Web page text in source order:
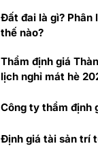
Đất đai là gì? Phân
thế nào?
Thẩm định giá
lịch nghỉ mát hè
Công ty thẩm định
Định giá tài sản trí